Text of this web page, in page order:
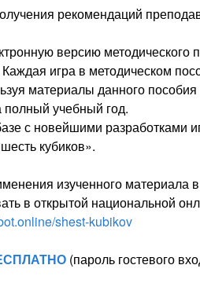
рекомендаций
версию методического
игра в методическом
материалы данного
полный учебный год.
с новейшими разработками
кубиков».
изученного материала
в открытой национальной
shest-kubikov
(пароль гостевого